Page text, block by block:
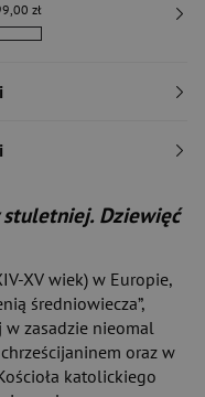
zł
stuletniej. Dziewięć
XV wiek) w Europie,
średniowiecza”,
w zasadzie nieomal
oraz w
katolickiego